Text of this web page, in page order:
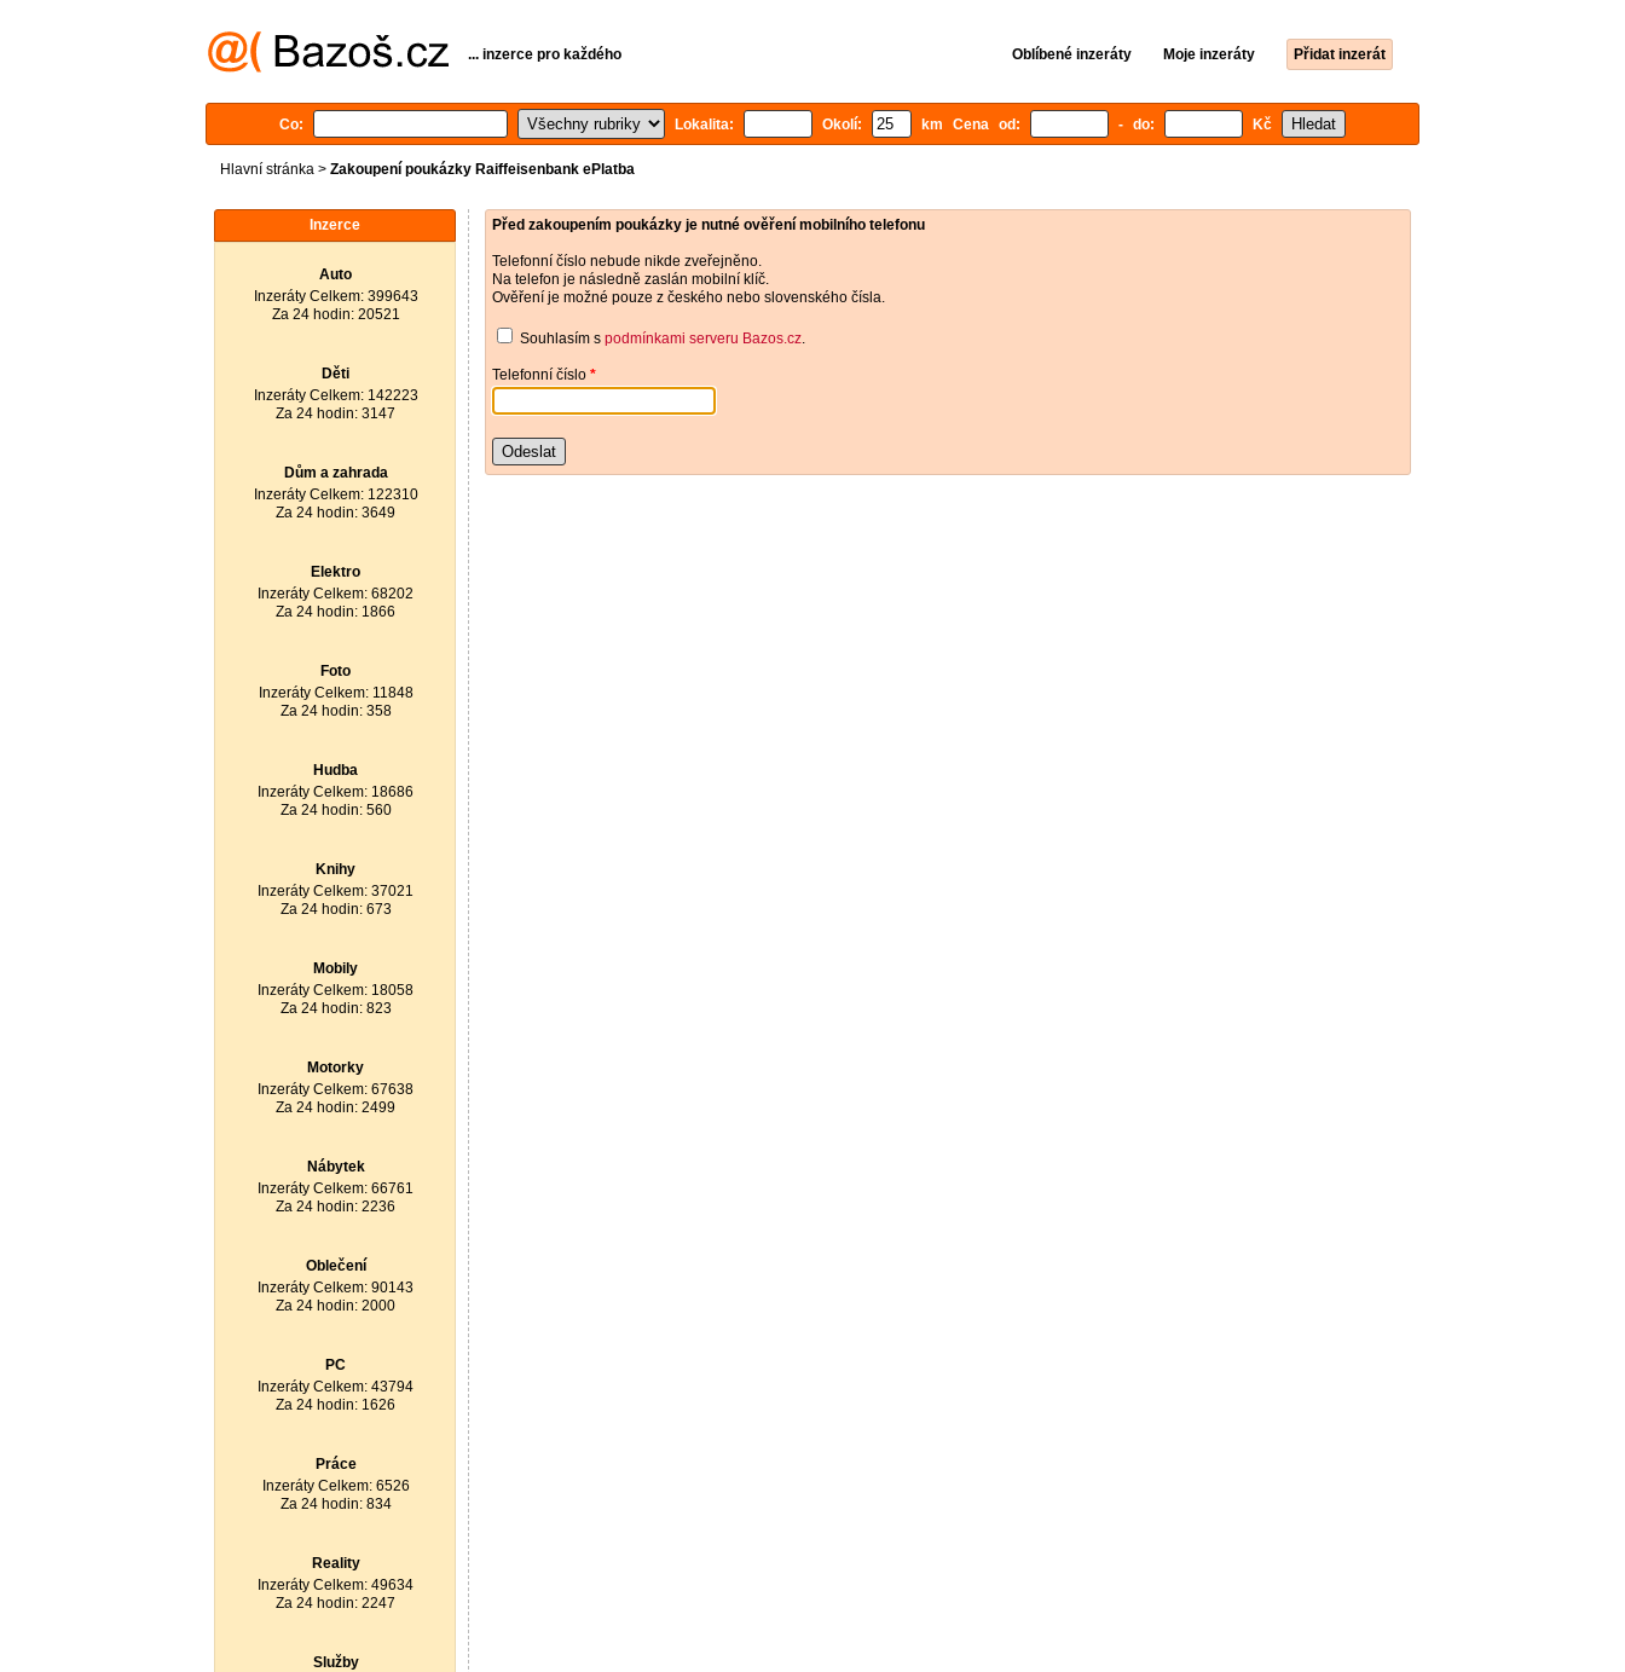
... inzerce pro každého Oblíbené inzeráty Moje inzeráty Přidat inzerát
Co: Lokalita: Okolí: km Cena od: - do: Kč
Hlavní stránka > Zakoupení poukázky Raiffeisenbank ePlatba
Inzerce
Auto
Inzeráty Celkem: 399643
Za 24 hodin: 20521
Děti
Inzeráty Celkem: 142223
Za 24 hodin: 3147
Dům a zahrada
Inzeráty Celkem: 122310
Za 24 hodin: 3649
Elektro
Inzeráty Celkem: 68202
Za 24 hodin: 1866
Foto
Inzeráty Celkem: 11848
Za 24 hodin: 358
Hudba
Inzeráty Celkem: 18686
Za 24 hodin: 560
Knihy
Inzeráty Celkem: 37021
Za 24 hodin: 673
Mobily
Inzeráty Celkem: 18058
Za 24 hodin: 823
Motorky
Inzeráty Celkem: 67638
Za 24 hodin: 2499
Nábytek
Inzeráty Celkem: 66761
Za 24 hodin: 2236
Oblečení
Inzeráty Celkem: 90143
Za 24 hodin: 2000
PC
Inzeráty Celkem: 43794
Za 24 hodin: 1626
Práce
Inzeráty Celkem: 6526
Za 24 hodin: 834
Reality
Inzeráty Celkem: 49634
Za 24 hodin: 2247
Služby
Před zakoupením poukázky je nutné ověření mobilního telefonu
Telefonní číslo nebude nikde zveřejněno.
Na telefon je následně zaslán mobilní klíč.
Ověření je možné pouze z českého nebo slovenského čísla.
Souhlasím s podmínkami serveru Bazos.cz.
Telefonní číslo *